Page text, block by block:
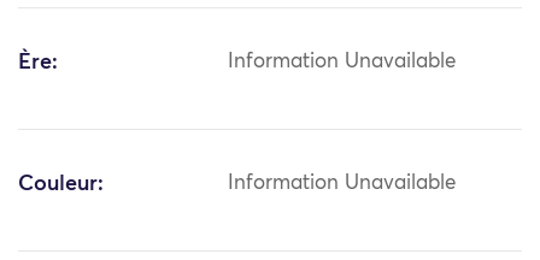
Ère: Information Unavailable
Couleur: Information Unavailable